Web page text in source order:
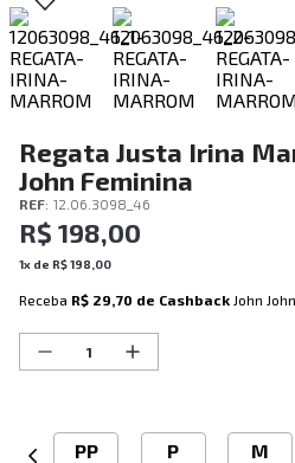
Regata Justa Irina
John Feminina
REF: 12.06.3098_46
R$ 198,00
1x de R$198 00
Receba R$ 29,70 de Cashback John John
PP P M